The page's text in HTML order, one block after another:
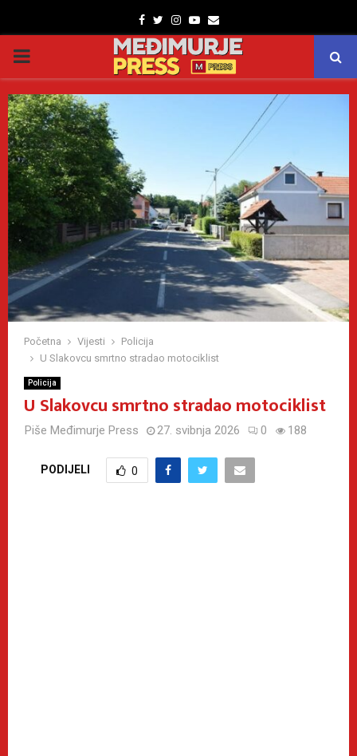
Facebook
TwitterInstagram
Youtube
Email
PRIMARY
MENU
Početna Vijesti
Policija
U Slakovcu smrtno stradao motociklist
Policija
U Slakovcu smrtno stradao motociklist
Piše Međimurje Press 27. svibnja 2026 0 188
PODIJELI 0